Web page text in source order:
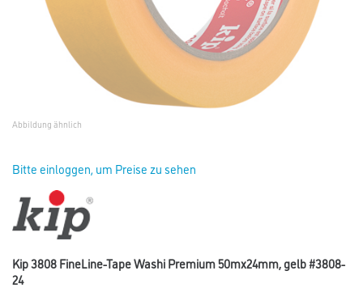
Abbildung ähnlich
Bitte einloggen, um Preise zu sehen
Kip 3808 FineLine-Tape Washi Premium 50mx24mm, gelb #3808-
24